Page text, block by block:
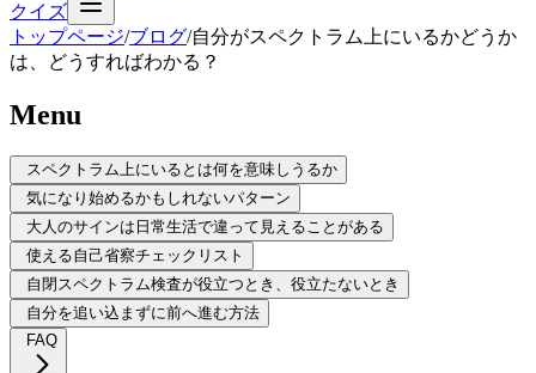
クイズ
トップページ/ブログ/自分がスペクトラム上にいるかどうか
は、どうすればわかる？
Menu
スペクトラム上にいるとは何を意味しうるか
気になり始めるかもしれないパターン
大人のサインは日常生活で違って見えることがある
使える自己省察チェックリスト
自閉スペクトラム検査が役立つとき、役立たないとき
自分を追い込まずに前へ進む方法
FAQ